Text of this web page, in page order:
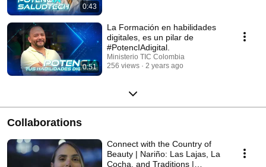
0:43
0:51
La Formación en habilidades
digitales, es un pilar de
#PotencIAdigital.
Ministerio TIC Colombia
256 views
2 years ago
Collaborations
Connect with the Country of
Beauty | Nariño: Las Lajas, La
Cocha, and Traditions |